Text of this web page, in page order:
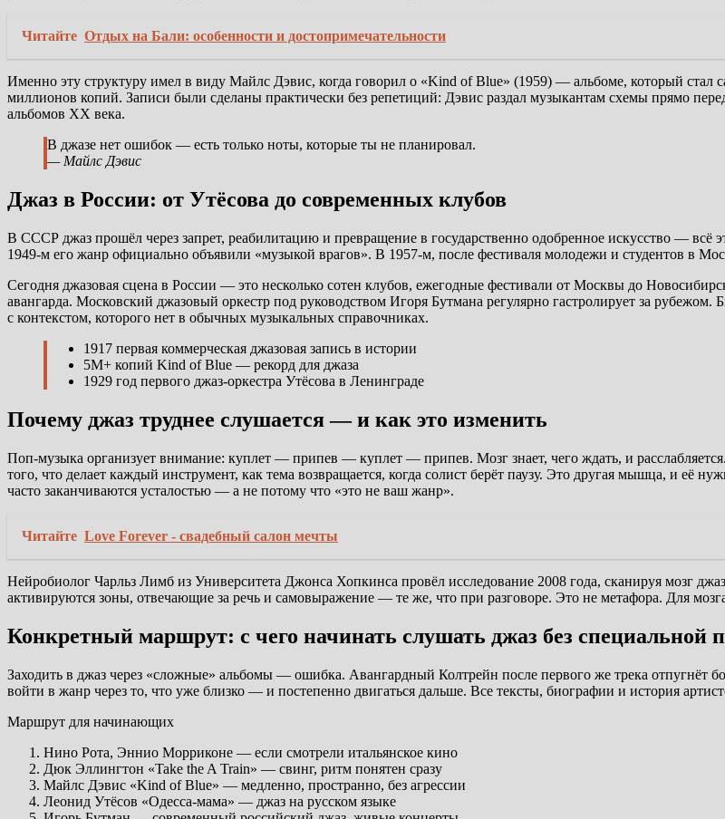
Читайте Отдых на Бали: особенности и достопримечательности
Именно эту структуру имел в виду Майлс Дэвис, когда говорил о «Kind of Blue» (1959) — альбоме, который
миллионов копий. Записи были сделаны практически без репетиций: Дэвис раздал музыкантам схемы прямо
альбомов XX века.
В джазе нет ошибок — есть только ноты, которые ты не планировал.
— Майлс Дэвис
Джаз в России: от Утёсова до современных клубов
В СССР джаз прошёл через запрет, реабилитацию и превращение в государственно одобренное искусство — всё
1949-м его жанр официально объявили «музыкой врагов». В 1957-м, после фестиваля молодежи и студентов в
Сегодня джазовая сцена в России — это несколько сотен клубов, ежегодные фестивали от Москвы до
авангарда. Московский джазовый оркестр под руководством Игоря Бутмана регулярно гастролирует за
с контекстом, которого нет в обычных музыкальных справочниках.
1917 первая коммерческая джазовая запись в истории
5M+ копий Kind of Blue — рекорд для джаза
1929 год первого джаз-оркестра Утёсова в Ленинграде
Почему джаз труднее слушается — и как это изменить
Поп-музыка организует внимание: куплет — припев — куплет — припев. Мозг знает, чего ждать, и
того, что делает каждый инструмент, как тема возвращается, когда солист берёт паузу. Это другая мышца, и её
часто заканчиваются усталостью — а не потому что «это не ваш жанр».
Читайте Love Forever - свадебный салон мечты
Нейробиолог Чарльз Лимб из Университета Джонса Хопкинса провёл исследование 2008 года, сканируя мозг
активируются зоны, отвечающие за речь и самовыражение — те же, что при разговоре. Это не метафора. Для
Конкретный маршрут: с чего начинать слушать джаз без специальной
Заходить в джаз через «сложные» альбомы — ошибка. Авангардный Колтрейн после первого же трека
войти в жанр через то, что уже близко — и постепенно двигаться дальше. Все тексты, биографии и история
Маршрут для начинающих
Нино Рота, Эннио Морриконе — если смотрели итальянское кино
Дюк Эллингтон «Take the A Train» — свинг, ритм понятен сразу
Майлс Дэвис «Kind of Blue» — медленно, пространно, без агрессии
Леонид Утёсов «Одесса-мама» — джаз на русском языке